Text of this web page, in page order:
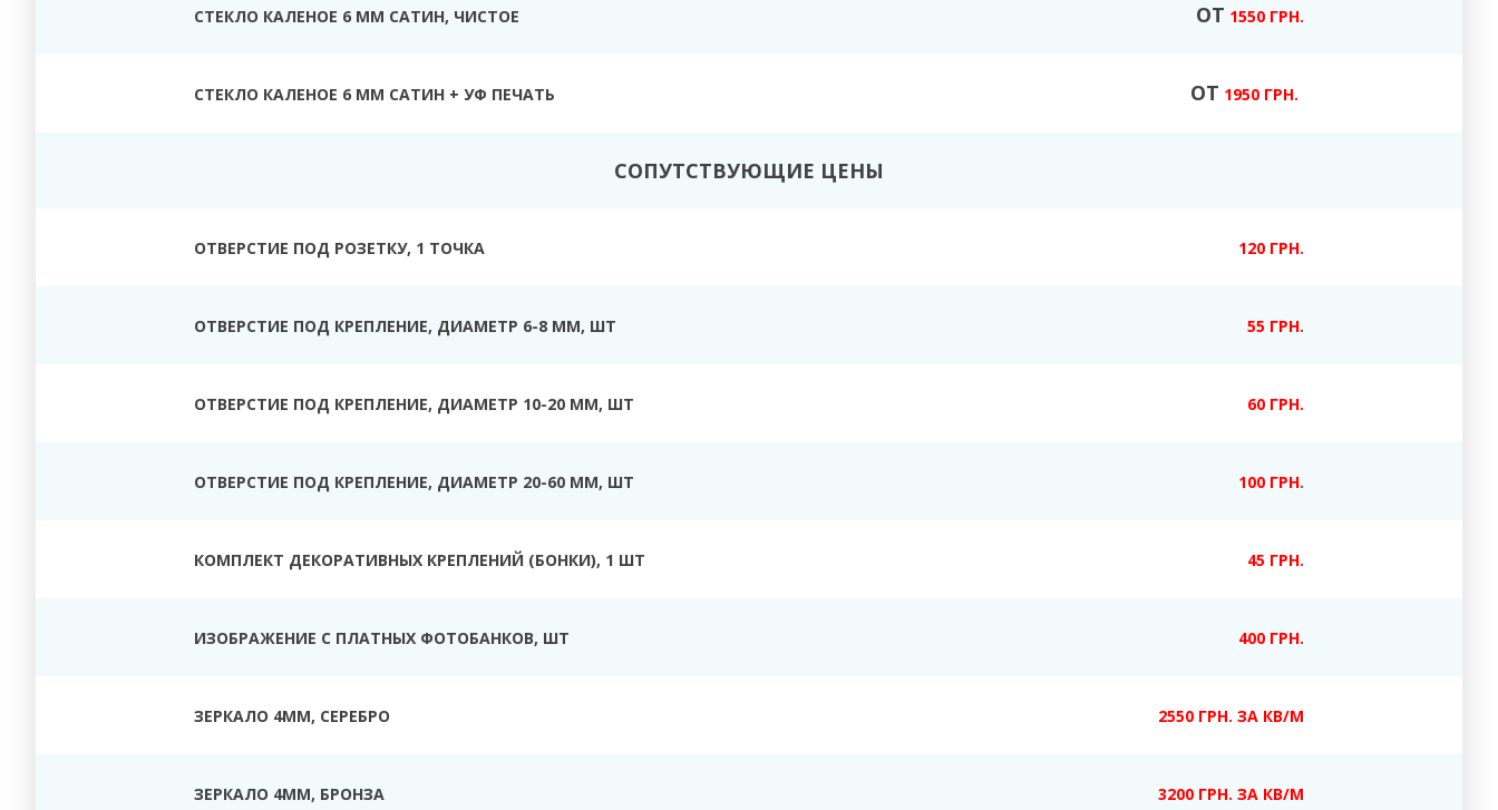
СТЕКЛО КАЛЕНОЕ 6 ММ САТИН, ЧИСТОЕ ОТ 1550 ГРН.
СТЕКЛО КАЛЕНОЕ 6 ММ САТИН + УФ ПЕЧАТЬ ОТ 1950 ГРН.
СОПУТСТВУЮЩИЕ ЦЕНЫ
ОТВЕРСТИЕ ПОД РОЗЕТКУ, 1 ТОЧКА 120 ГРН.
ОТВЕРСТИЕ ПОД КРЕПЛЕНИЕ, ДИАМЕТР 6-8 ММ, ШТ 55 ГРН.
ОТВЕРСТИЕ ПОД КРЕПЛЕНИЕ, ДИАМЕТР 10-20 ММ, ШТ 60 ГРН.
ОТВЕРСТИЕ ПОД КРЕПЛЕНИЕ, ДИАМЕТР 20-60 ММ, ШТ 100 ГРН.
КОМПЛЕКТ ДЕКОРАТИВНЫХ КРЕПЛЕНИЙ (БОНКИ), 1 ШТ 45 ГРН.
ИЗОБРАЖЕНИЕ С ПЛАТНЫХ ФОТОБАНКОВ, ШТ 400 ГРН.
ЗЕРКАЛО 4ММ, СЕРЕБРО 2550 ГРН. ЗА КВ/М
ЗЕРКАЛО 4ММ, БРОНЗА 3200 ГРН. ЗА КВ/М